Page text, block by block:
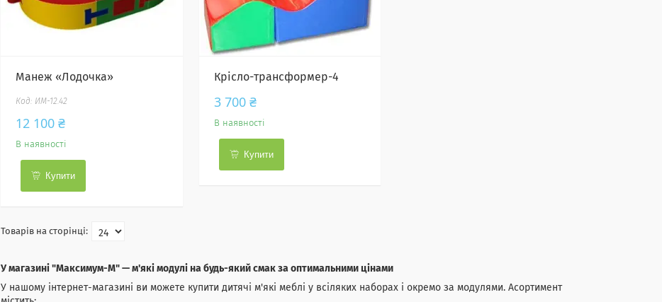
Манеж «Лодочка»
ИМ-12.42
12 100 ₴
В наявності
Купити
Крісло-трансформер-4
3 700 ₴
В наявності
Купити
У магазині "Максимум-М" — м'які модулі на будь-який смак за оптимальними цінами
У нашому інтернет-магазині ви можете купити дитячі м'які меблі у всіляких наборах і окремо за модулями. Асортимент